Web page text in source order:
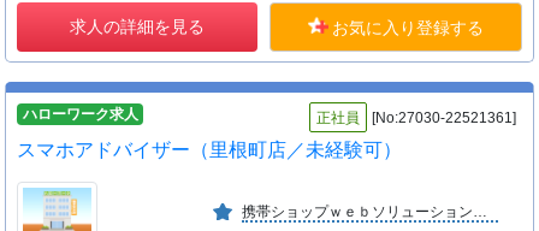
求人の詳細を見る お気に入り登録する
ハローワーク求人 正社員 [No:27030-22521361]
スマホアドバイザー（里根町店／未経験可）
携帯ショップｗｅｂソリューション、それぞれの事業部で社員が抜擢され、個々の持ち味を活かし仕事に取り組んでいます。